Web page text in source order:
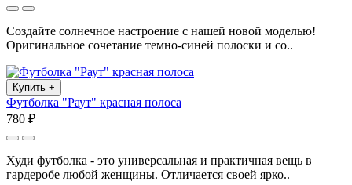
Создайте солнечное настроение с нашей новой моделью!
Оригинальное сочетание темно-синей полоски и со..
Купить +
Футболка "Раут" красная полоса
780 ₽
Худи футболка - это универсальная и практичная вещь в
гардеробе любой женщины. Отличается своей ярко..